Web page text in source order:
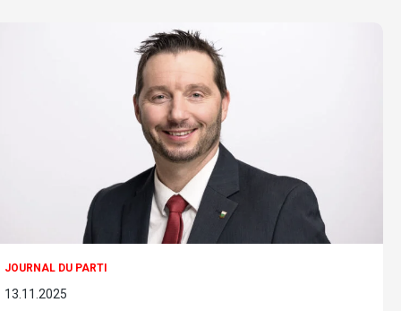
JOURNAL DU PARTI
13.11.2025